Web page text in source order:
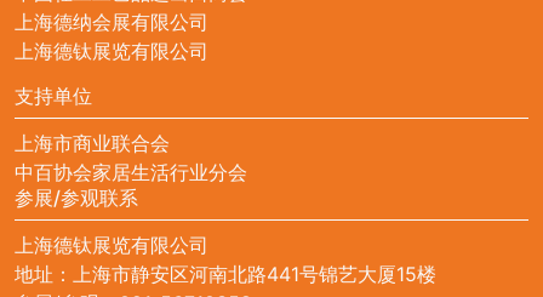
上海德纳会展有限公司
上海德钛展览有限公司
支持单位
上海市商业联合会
中百协会家居生活行业分会
参展/参观联系
上海德钛展览有限公司
地址：上海市静安区河南北路441号锦艺大厦15楼